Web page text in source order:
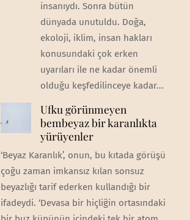
insanıydı. Sonra bütün
dünyada unutuldu. Doğa,
ekoloji, iklim, insan hakları
konusundaki çok erken
uyarıları ile ne kadar önemli
olduğu keşfedilinceye kadar...
Ufku görünmeyen
bembeyaz bir karanlıkta
yürüyenler
‘Beyaz Karanlık’, onun, bu kıtada görüşü
çoğu zaman imkansız kılan sonsuz
beyazlığı tarif ederken kullandığı bir
ifadeydi. ‘Devasa bir hiçliğin ortasındaki